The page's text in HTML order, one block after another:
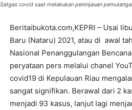
Satgas covid saat melakukan peninjauan
Beritaibukota.com,KEPRI – Usai
Baru (Nataru) 2021, atau di awal
Nasional Penanggulangan
peryataan pers melalui chanel
covid19 di Kepulauan Riau
sangat signifikan. Berawal dari 2
menjadi 93 kasus, lanjut lagi